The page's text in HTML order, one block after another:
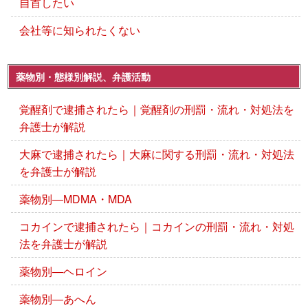
会社等に知られたくない
薬物別・態様別解説、弁護活動
覚醒剤で逮捕されたら｜覚醒剤の刑罰・流れ・対処法を
弁護士が解説
大麻で逮捕されたら｜大麻に関する刑罰・流れ・対処法
を弁護士が解説
薬物別―MDMA・MDA
コカインで逮捕されたら｜コカインの刑罰・流れ・対処
法を弁護士が解説
薬物別―ヘロイン
薬物別―あへん